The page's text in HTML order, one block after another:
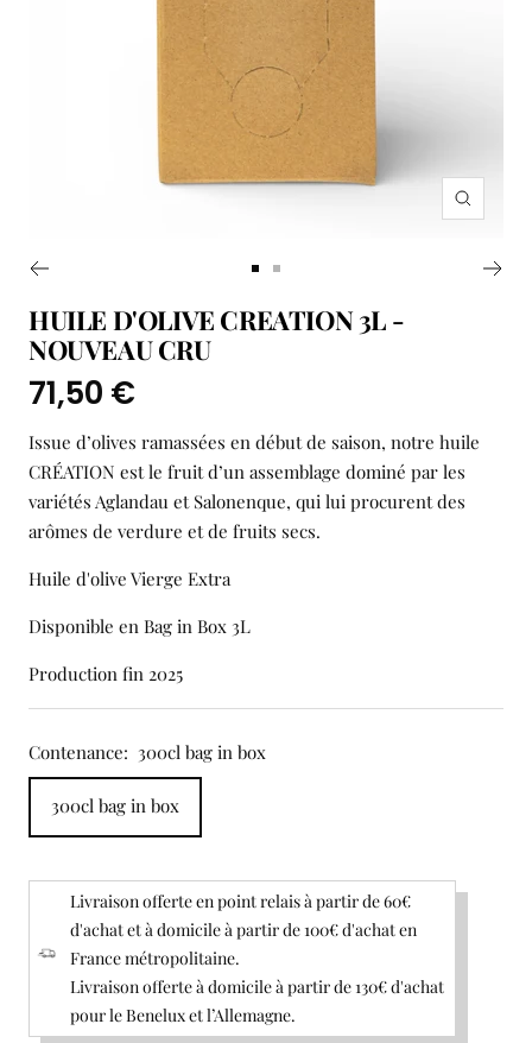
Zoom
au au
HUILE D'OLIVE CREATION 3L -
NOUVEAU CRU
Prix
de
vente
71,50 €
Issue d’olives ramassées en début de saison, notre huile
CRÉATION est le fruit d’un assemblage dominé par les
variétés Aglandau et Salonenque, qui lui procurent des
arômes de verdure et de fruits secs.
Huile d'olive Vierge Extra
Disponible en Bag in Box 3L
Production fin 2025
Contenance: 300cl bag in box
300cl bag in box
Livraison offerte en point relais à partir de 60€
d'achat et à domicile à partir de 100€ d'achat en
France métropolitaine.
Livraison offerte à domicile à partir de 130€ d'achat
pour le Benelux et l’Allemagne.